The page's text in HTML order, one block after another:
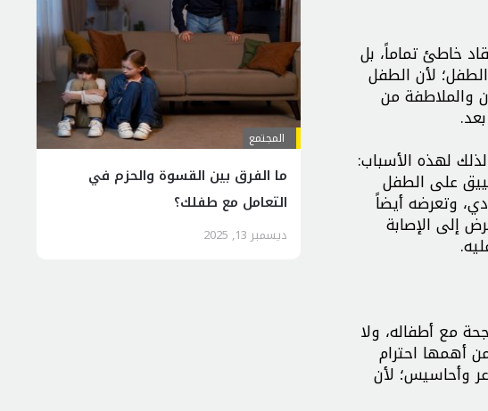
خاطئ تماماً، بل
لأن الطفل
والملاطفة من
لهذه الأسباب:
على الطفل
وتعرضه أيضاً
إلى الإصابة
مع أطفاله، ولا
أهمها احترام
وأحاسيس؛ لأن
المجتمع
ما الفرق بين القسوة والحزم في
التعامل مع طفلك؟
ديسمبر 13, 2025